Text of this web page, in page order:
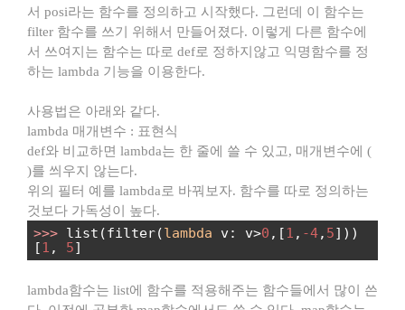
서 posi라는 함수를 정의하고 시작했다. 그런데 이 함수는
filter 함수를 쓰기 위해서 만들어졌다. 이렇게 다른 함수에
서 쓰여지는 함수는 따로 def로 정하지않고 익명함수를 정
하는 lambda 기능을 이용한다.
사용법은 아래와 같다.
lambda 매개변수 : 표현식
def와 비교하면 lambda는 한 줄에 쓸 수 있고, 매개변수에 (
)를 씌우지 않는다.
위의 필터 예를 lambda로 바꿔보자. 함수를 따로 정의하는
것보다 가독성이 높다.
>>> list(filter(lambda v: v>0 ,[1 , -4, 5]))
[1 , 5]
lambda함수는 list에 함수를 적용해주는 함수들에서 많이 쓴